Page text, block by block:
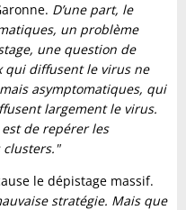
D’une part, le
un problème
une question de
qui diffusent le virus ne
asymptomatiques, qui
largement le virus.
de repérer les
clusters."
le dépistage massif.
stratégie. Mais que